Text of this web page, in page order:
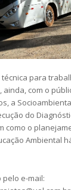
técnica para
ainda, com o
a
do
como o
Ambiental
pelo e-mail: